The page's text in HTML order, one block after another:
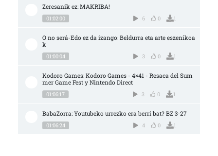
Zeresanik ez: MAKRIBA!
01:02:00 6 0 1
O no será-Edo ez da izango: Beldurra eta arte eszenikoa
k
01:00:04 3 0 1
Kodoro Games: Kodoro Games - 4×41 - Resaca del Sum
mer Game Fest y Nintendo Direct
01:06:17 3 0 1
BabaZorra: Youtubeko urrezko era berri bat? BZ 3-27
01:06:24 4 0 1